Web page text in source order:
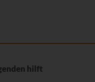
hilft